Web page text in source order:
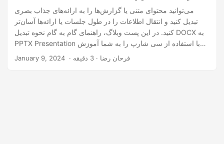
می‌توانید محتوای متنی یا گزارش‌ها را به ارائه‌های جذاب بصری
تبدیل کنید و انتقال اطلاعات را در طول جلسات یا ارائه‌ها آسان‌تر
کنید. در این پست وبلاگ، راهنمای گام به گام نحوه تبدیل DOCX به
PPTX Presentation با استفاده از سی شارپ را به شما آموزش
January 9, 2024 ‎ · فرحان رضا · 3 دقیقه